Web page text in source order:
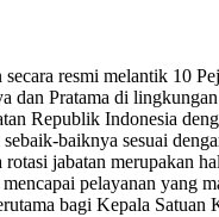
resmi melantik 10
Pratama di
Republik Indonesia
baiknya sesuai
jabatan merupakan
pelayanan yang
bagi Kepala